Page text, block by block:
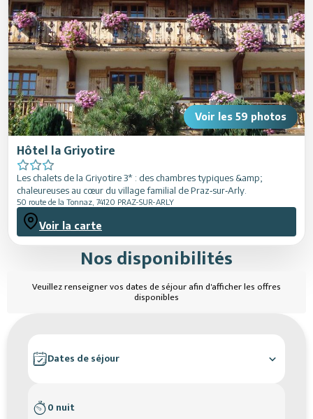
Voir les 59 photos
Hôtel la Griyotire
Les chalets de la Griyotire 3* : des chambres typiques &amp;
chaleureuses au cœur du village familial de Praz‑sur‑Arly.
50 route de la Tonnaz 74120 PRAZ-SUR-ARLY
Voir la carte
Nos disponibilités
Veuillez renseigner vos dates de séjour afin d'afficher les offres
disponibles
Dates de séjour
0 nuit